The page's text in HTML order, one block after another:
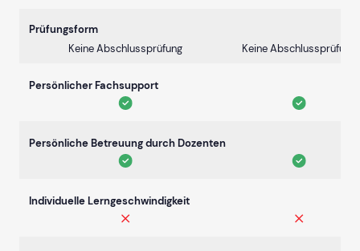
Prüfungsform
Keine Abschlussprüfung
Keine Abschlussprüfung
Persönlicher Fachsupport
Persönliche Betreuung durch Dozenten
Individuelle Lerngeschwindigkeit